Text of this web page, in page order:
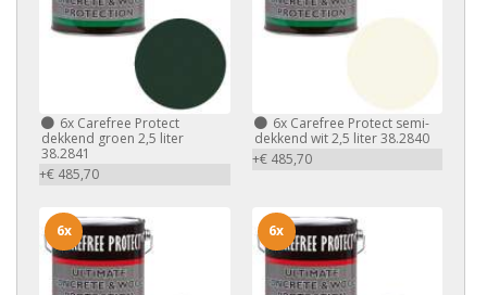
6x Carefree Protect
dekkend groen 2,5 liter
38.2841
+€ 485,70
6xCarefree Protect semi-
dekkend wit 2,5 liter 38.2840
+€ 485,70
6x 6x